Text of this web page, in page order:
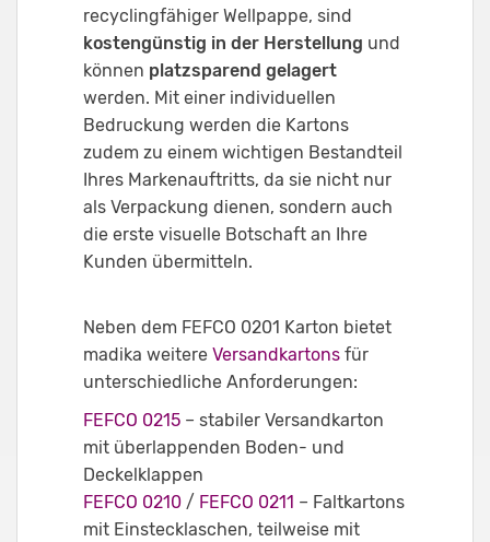
recyclingfähiger Wellpappe, sind
kostengünstig in der Herstellung und
können platzsparend gelagert
werden. Mit einer individuellen
Bedruckung werden die Kartons
zudem zu einem wichtigen Bestandteil
Ihres Markenauftritts, da sie nicht nur
als Verpackung dienen, sondern auch
die erste visuelle Botschaft an Ihre
Kunden übermitteln.
Neben dem FEFCO 0201 Karton bietet
madika weitere Versandkartons für
unterschiedliche Anforderungen:
FEFCO 0215 – stabiler Versandkarton
mit überlappenden Boden- und
Deckelklappen
FEFCO 0210 / FEFCO 0211 – Faltkartons
mit Einstecklaschen, teilweise mit